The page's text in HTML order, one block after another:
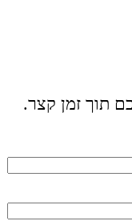
תוך זמן קצר.